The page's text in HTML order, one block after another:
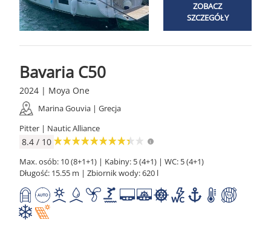
ZOBACZ
SZCZEGÓŁY
Bavaria C50
2024 | Moya One
Marina Gouvia | Grecja
Pitter | Nautic Alliance
8.4 / 10
Max. osób: 10 (8+1+1) | Kabiny: 5 (4+1) | WC: 5 (4+1)
Długość: 15.55 m | Zbiornik wody: 620 l